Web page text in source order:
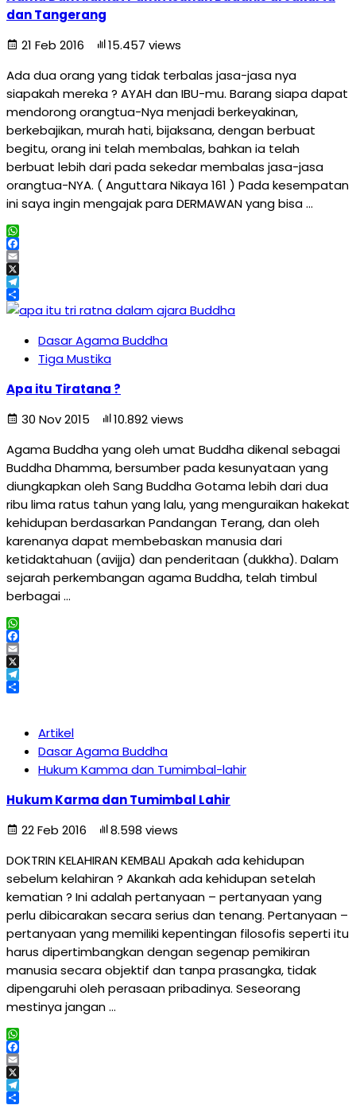
dan Tangerang
21 Feb 2016
15.457 views
Ada dua orang yang tidak terbalas jasa-jasa nya
siapakah mereka ? AYAH dan IBU-mu. Barang siapa dapat
mendorong orangtua-Nya menjadi berkeyakinan,
berkebajikan, murah hati, bijaksana, dengan berbuat
begitu, orang ini telah membalas, bahkan ia telah
berbuat lebih dari pada sekedar membalas jasa-jasa
orangtua-NYA. ( Anguttara Nikaya 161 ) Pada kesempatan
ini saya ingin mengajak para DERMAWAN yang bisa …
WhatsApp
Facebook
Email
X
Telegram
Share
Dasar Agama Buddha
Tiga Mustika
Apa itu Tiratana ?
30 Nov 2015
10.892 views
Agama Buddha yang oleh umat Buddha dikenal sebagai
Buddha Dhamma, bersumber pada kesunyataan yang
diungkapkan oleh Sang Buddha Gotama lebih dari dua
ribu lima ratus tahun yang lalu, yang menguraikan hakekat
kehidupan berdasarkan Pandangan Terang, dan oleh
karenanya dapat membebaskan manusia dari
ketidaktahuan (avijja) dan penderitaan (dukkha). Dalam
sejarah perkembangan agama Buddha, telah timbul
berbagai …
WhatsApp
Facebook
Email
X
Telegram
Artikel
Dasar Agama Buddha
Hukum Kamma dan Tumimbal-lahir
Hukum Karma dan Tumimbal Lahir
22 Feb 2016
8.598 views
DOKTRIN KELAHIRAN KEMBALI Apakah ada kehidupan
sebelum kelahiran ? Akankah ada kehidupan setelah
kematian ? Ini adalah pertanyaan – pertanyaan yang
perlu dibicarakan secara serius dan tenang. Pertanyaan –
pertanyaan yang memiliki kepentingan filosofis seperti itu
harus dipertimbangkan dengan segenap pemikiran
manusia secara objektif dan tanpa prasangka, tidak
dipengaruhi oleh perasaan pribadinya. Seseorang
mestinya jangan …
WhatsApp
Facebook
Email
X
Telegram